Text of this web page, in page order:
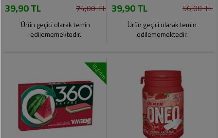
39,90 TL 74,00 TL
Ürün geçici olarak temin
edilememektedir.
39,90 TL 56,00 TL
Ürün geçici olarak temin
edilememektedir.
indirim